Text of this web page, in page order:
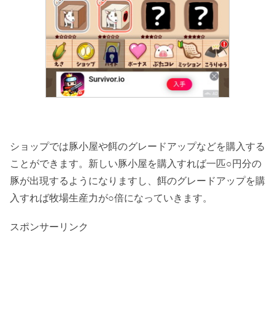
ショップでは豚小屋や餌のグレードアップなどを購入する
ことができます。新しい豚小屋を購入すれば一匹○円分の
豚が出現するようになりますし、餌のグレードアップを購
入すれば牧場生産力が○倍になっていきます。
スポンサーリンク